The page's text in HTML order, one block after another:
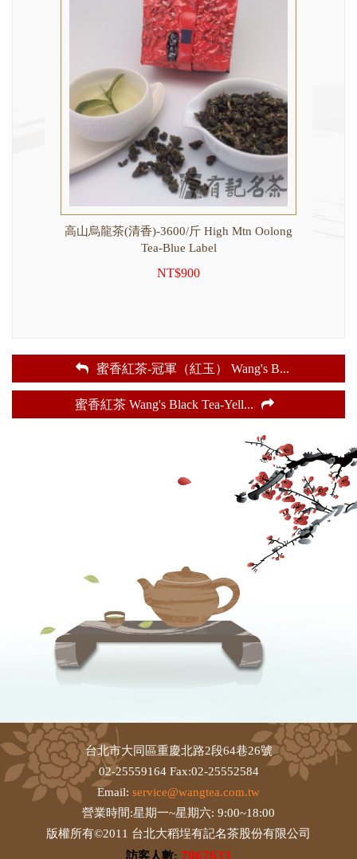
高山烏龍茶(清香)-3600/斤 High Mtn Oolong
Tea-Blue Label
NT$900
蜜香紅茶-冠軍（紅玉） Wang's B...
蜜香紅茶 Wang's Black Tea-Yell...
台北市大同區重慶北路2段64巷26號
02-25559164 Fax:02-25552584
Email: service@wangtea.com.tw
營業時間:星期一~星期六: 9:00~18:00
版權所有©2011 台北大稻埕有記名茶股份有限公司
訪客人數: 7067633